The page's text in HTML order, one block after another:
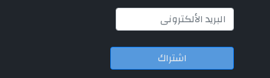
اشتراك